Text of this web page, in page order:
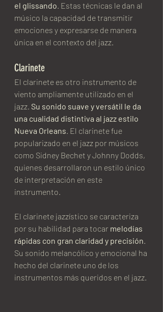
el glissando. Estas técnicas le dan al
músico la capacidad de transmitir
emociones y expresarse de manera
única en el contexto del jazz.
Clarinete
El clarinete es otro instrumento de
viento ampliamente utilizado en el
jazz. Su sonido suave y versátil le da
una cualidad distintiva al jazz estilo
Nueva Orleans. El clarinete fue
popularizado en el jazz por músicos
como Sidney Bechet y Johnny Dodds,
quienes desarrollaron un estilo único
de interpretación en este
instrumento.
El clarinete jazzístico se caracteriza
por su habilidad para tocar melodías
rápidas con gran claridad y precisión.
Su sonido melancólico y emocional ha
hecho del clarinete uno de los
instrumentos más queridos en el jazz.